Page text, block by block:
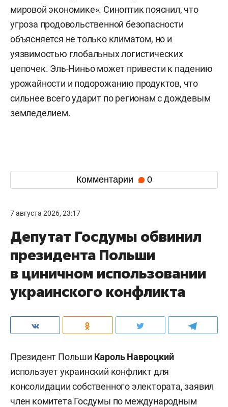
мировой экономике». Синоптик пояснил, что
угроза продовольственной безопасности
объясняется не только климатом, но и
уязвимостью глобальных логистических
цепочек. Эль-Ниньо может привести к падению
урожайности и подорожанию продуктов, что
сильнее всего ударит по регионам с дождевым
земледелием.
Комментарии 0
7 августа 2026, 23:17
Депутат Госдумы обвинил
президента Польши
в циничном использовании
украинского конфликта
Президент Польши Кароль Навроцкий
использует украинский конфликт для
консолидации собственного электората, заявил
член комитета Госдумы по международным